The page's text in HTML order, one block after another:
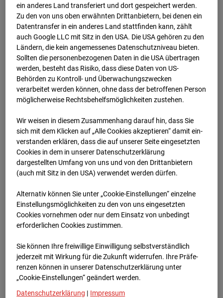
03.12.2025 08:15
03.12.2025 08:31
ein anderes Land transferiert und dort gespeichert werden.
Zu den von uns oben erwähnten Drittanbietern, bei denen ein
Datentransfer in ein anderes Land stattfinden kann, zählt
auch Google LLC mit Sitz in den USA. Die USA gehören zu den
Ländern, die kein angemessenes Datenschutzniveau bieten.
Sollten die personenbezogenen Daten in die USA übertragen
werden, besteht das Risiko, dass diese Daten von US-
Behörden zu Kontroll- und Überwachungszwecken
verarbeitet werden können, ohne dass der betroffenen Person
möglicherweise Rechtsbehelfsmöglichkeiten zustehen.
Wir weisen in diesem Zusammenhang darauf hin, dass Sie
sich mit dem Klicken auf „Alle Cookies akzeptieren“ damit ein­
ver­standen erklären, dass die auf unserer Seite eingesetzten
Cookies in dem in unserer Datenschutzerklärung
dargestellten Umfang von uns und von den Drittanbietern
(auch mit Sitz in den USA) verwendet werden dürfen.
Alternativ können Sie unter „Cookie-Einstellungen“ einzelne
Einstellungsmöglichkeiten zu den von uns eingesetzten
Cookies vornehmen oder nur dem Einsatz von unbedingt
erforderlichen Cookies zustimmen.
Sie können Ihre freiwillige Einwilligung selbstverständlich
jederzeit mit Wirkung für die Zukunft widerrufen. Ihre Prä­fe­
renzen können in unserer Datenschutzerklärung unter
„Cookie-Einstellungen“ geändert werden.
Datenschutzerklärung | Impressum